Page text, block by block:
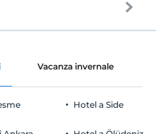
e tutte le camere
Vacanza invernale
Hotel a Side